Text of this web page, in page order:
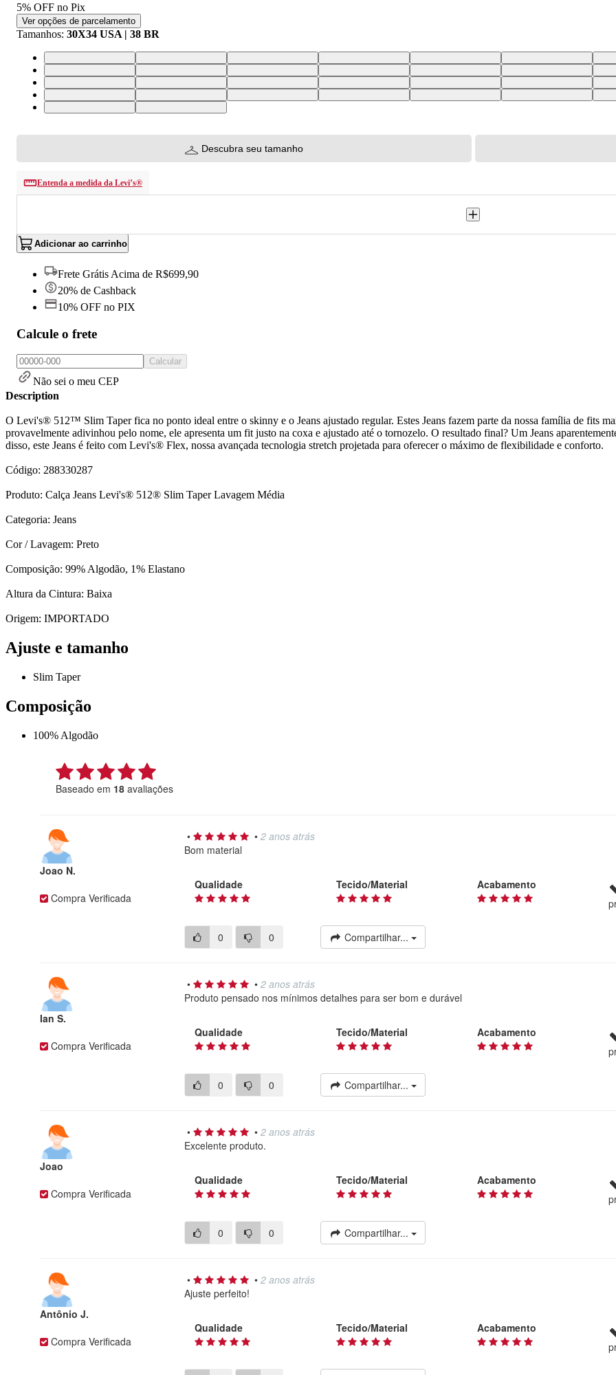
5% OFF no Pix
Ver opções de parcelamento
Tamanhos: 30X34 USA | 38 BR
30X34 USA | 38 BR42X34 USA | 52 BR33X34 USA | 42 BR36X34 USA | 46 BR34X34 USA | 44 BR32X34 USA | 40 BR
44X34 USA | 54 BR28X32 USA | 36 BR30X32 USA | 38 BR32X32 USA | 40 BR33X32 USA | 42 BR34X32 USA | 44 BR
42X32 USA | 52 BR29X32 USA | 37 BR31X32 USA | 39 BR35X34 USA | 45 BR46X34 USA | 56 BR32X30 USA | 40 BR
42X30 USA | 52 BR36X36 USA | 46 BR38X36 USA | 48 BR40X36 USA | 50 BR29X34 USA | 37 BR32X36 USA | 40 BR
33X30 USA | 42 BR36X30 USA | 46 BR
Descubra seu tamanho
Entenda a medida da Levi’s®
Adicionar ao carrinho
Frete Grátis Acima de R$699,90
20% de Cashback
10% OFF no PIX
Calcule o frete
Calcular
Não sei o meu CEP
Description
O Levi's® 512™ Slim Taper fica no ponto ideal entre o skinny e o Jeans ajustado regular. Estes Jeans fazem parte da nossa família de fits
provavelmente adivinhou pelo nome, ele apresenta um fit justo na coxa e ajustado até o tornozelo. O resultado final? Um Jeans
disso, este Jeans é feito com Levi's® Flex, nossa avançada tecnologia stretch projetada para oferecer o máximo de flexibilidade e conforto.
Código: 288330287
Produto: Calça Jeans Levi's® 512® Slim Taper Lavagem Média
Categoria: Jeans
Cor / Lavagem: Preto
Composição: 99% Algodão, 1% Elastano
Altura da Cintura: Baixa
Origem: IMPORTADO
Ajuste e tamanho
Slim Taper
Composição
100% Algodão
Baseado em 18 avaliações
Joao N.
Compra Verificada
• • 2 anos atrás
Bom material
Qualidade Tecido/Material Acabamento
0 0 Compartilhar...
Ian S.
Compra Verificada
• • 2 anos atrás
Produto pensado nos mínimos detalhes para ser bom e durável
Qualidade Tecido/Material Acabamento
0 0 Compartilhar...
Joao
Compra Verificada
• • 2 anos atrás
Excelente produto.
Qualidade Tecido/Material Acabamento
0 0 Compartilhar...
Antônio J.
Compra Verificada
• • 2 anos atrás
Ajuste perfeito!
Qualidade Tecido/Material Acabamento